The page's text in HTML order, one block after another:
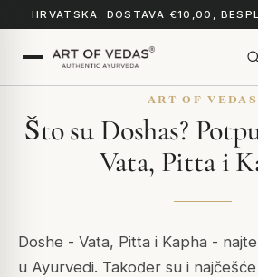
HRVATSKA: DOSTAVA €10,00,
ART OF VEDAS
Što su Doshas?
Vata, Pitta i
Doshe - Vata, Pitta i Kapha -
u Ayurvedi. Također su i